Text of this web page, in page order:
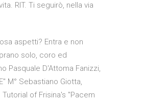
RIT. Ti seguirò, nella via
aspetti? Entra e non
solo, coro ed
Pasquale D'Attoma Fanizzi,
M° Sebastiano Giotta,
Tutorial of Frisina's "Pacem